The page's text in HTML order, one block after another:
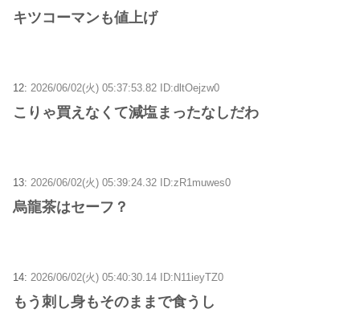
キツコーマンも値上げ
12: 2026/06/02(火) 05:37:53.82 ID:dltOejzw0
こりゃ買えなくて減塩まったなしだわ
13: 2026/06/02(火) 05:39:24.32 ID:zR1muwes0
烏龍茶はセーフ？
14: 2026/06/02(火) 05:40:30.14 ID:N11ieyTZ0
もう刺し身もそのままで食うし